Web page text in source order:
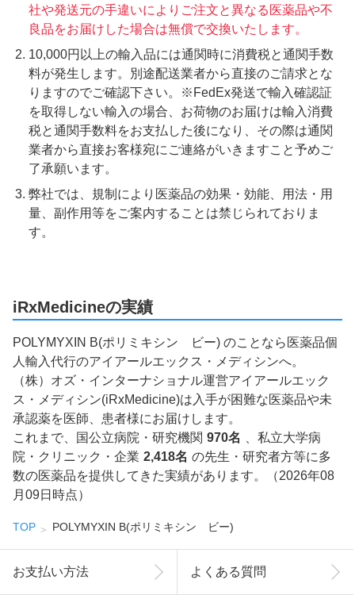
社や発送元の手違いによりご注文と異なる医薬品や不
良品をお届けした場合は無償で交換いたします。
10,000円以上の輸入品には通関時に消費税と通関手数
料が発生します。別途配送業者から直接のご請求とな
りますのでご確認下さい。※FedEx発送で輸入確認証
を取得しない輸入の場合、お荷物のお届けは輸入消費
税と通関手数料をお支払した後になり、その際は通関
業者から直接お客様宛にご連絡がいきますこと予めご
了承願います。
弊社では、規制により医薬品の効果・効能、用法・用
量、副作用等をご案内することは禁じられておりま
す。
iRxMedicineの実績
POLYMYXIN B(ポリミキシン ビー) のことなら医薬品個
人輸入代行のアイアールエックス・メディシンへ。
（株）オズ・インターナショナル運営アイアールエック
ス・メディシン(iRxMedicine)は入手が困難な医薬品や未
承認薬を医師、患者様にお届けします。
これまで、国公立病院・研究機関 970名
、私立大学病
院・クリニック・企業 2,418名 の先生・研究者方等に多
数の医薬品を提供してきた実績があります。（2026年08
月09日時点）
TOP POLYMYXIN B(ポリミキシン ビー)
お支払い方法 よくある質問